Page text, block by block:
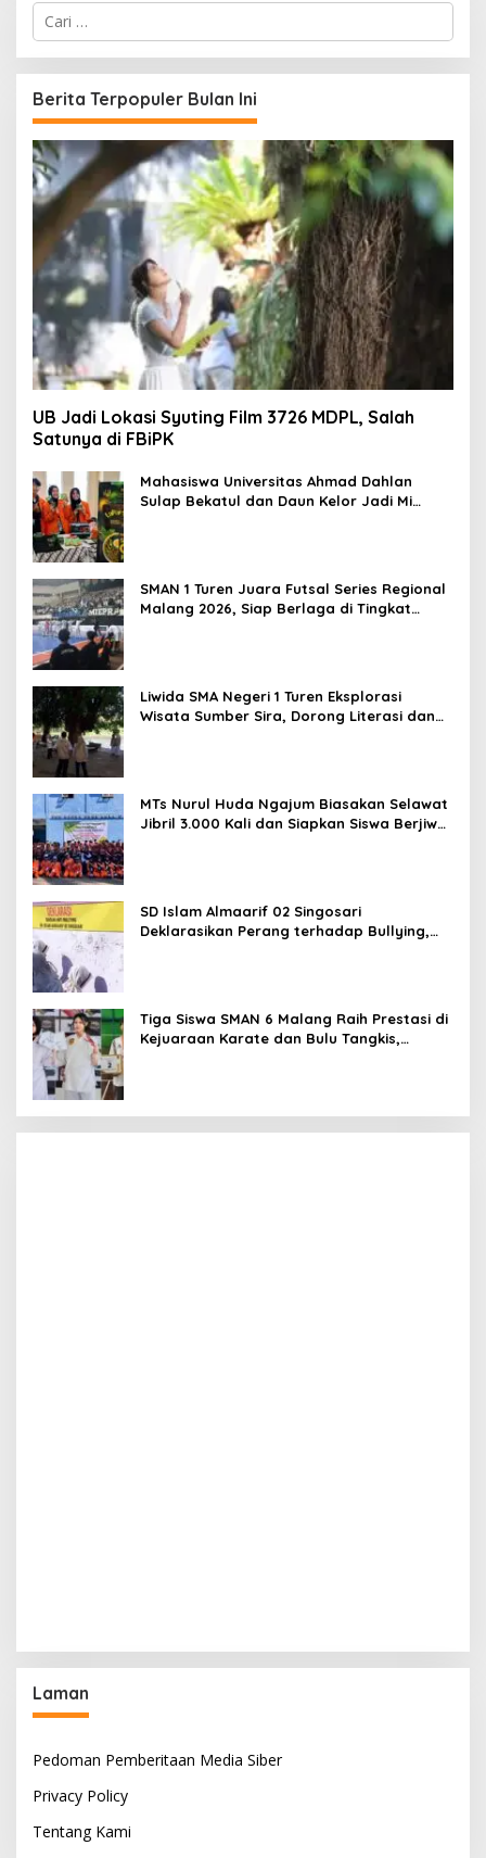
C
i
u
n
t
u
k
:
Berita Terpopuler Bulan Ini
UB Jadi Lokasi Syuting Film 3726 MDPL, Salah
Satunya di FBiPK
Mahasiswa Universitas Ahmad Dahlan
Sulap Bekatul dan Daun Kelor Jadi Mi
SMAN 1 Turen Juara Futsal Series Regional
Malang 2026, Siap Berlaga di Tingkat
Liwida SMA Negeri 1 Turen Eksplorasi
Wisata Sumber Sira, Dorong Literasi dan
MTs Nurul Huda Ngajum Biasakan Selawat
Jibril 3.000 Kali dan Siapkan Siswa Berjiwa
SD Islam Almaarif 02 Singosari
Deklarasikan Perang terhadap Bullying,
Tiga Siswa SMAN 6 Malang Raih Prestasi di
Kejuaraan Karate dan Bulu Tangkis,
Laman
Pedoman Pemberitaan Media Siber
Privacy Policy
Tentang Kami